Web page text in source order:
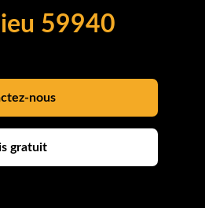
59940
nous
gratuit